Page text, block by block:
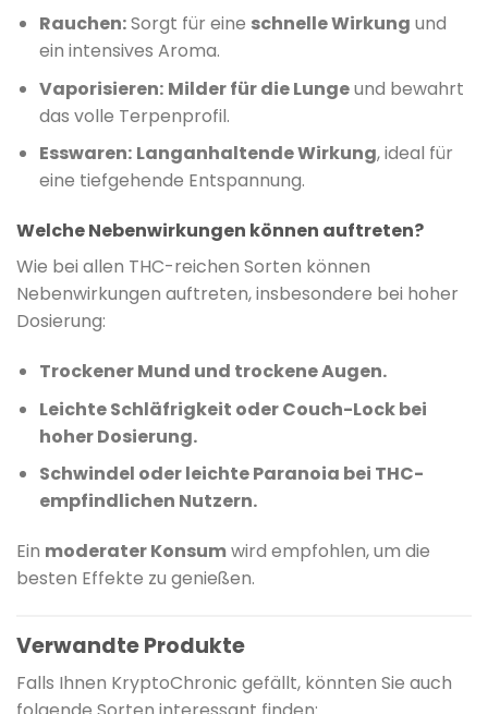
Rauchen:Sorgt für eine schnelle Wirkung und
ein intensives Aroma.
Vaporisieren: Milder für die Lungeund bewahrt
das volle Terpenprofil.
Esswaren: Langanhaltende Wirkung, ideal für
eine tiefgehende Entspannung.
Welche Nebenwirkungen können auftreten?
Wie bei allen THC-reichen Sorten können
Nebenwirkungen auftreten, insbesondere bei hoher
Dosierung:
Trockener Mund und trockene Augen.
Leichte Schläfrigkeit oder Couch-Lock bei
hoher Dosierung.
Schwindel oder leichte Paranoia bei THC-
empfindlichen Nutzern.
Ein moderater Konsumwird empfohlen, um die
besten Effekte zu genießen.
Verwandte Produkte
Falls Ihnen KryptoChronic gefällt, könnten Sie auch